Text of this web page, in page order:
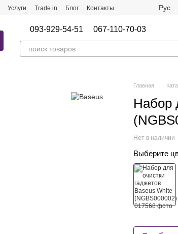
Услуги Trade in Блог Контакты Рус
093-929-54-51 067-110-70-03
Главная
Набор
Нет в наличии
Выберите